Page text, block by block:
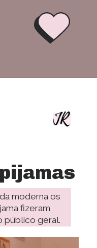
moderna os
fizeram
público geral.